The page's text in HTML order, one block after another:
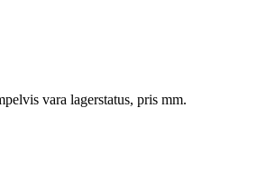
vara lagerstatus, pris mm.